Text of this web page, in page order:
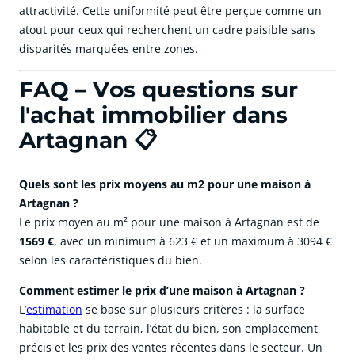
attractivité. Cette uniformité peut être perçue comme un
atout pour ceux qui recherchent un cadre paisible sans
disparités marquées entre zones.
FAQ – Vos questions sur
l'achat immobilier dans
Artagnan 📋
Quels sont les prix moyens au m2 pour une maison à
Artagnan ?
Le prix moyen au m² pour une maison à Artagnan est de
1569 €, avec un minimum à 623 € et un maximum à 3094 €
selon les caractéristiques du bien.
Comment estimer le prix d’une maison à Artagnan ?
L’estimation se base sur plusieurs critères : la surface
habitable et du terrain, l’état du bien, son emplacement
précis et les prix des ventes récentes dans le secteur. Un